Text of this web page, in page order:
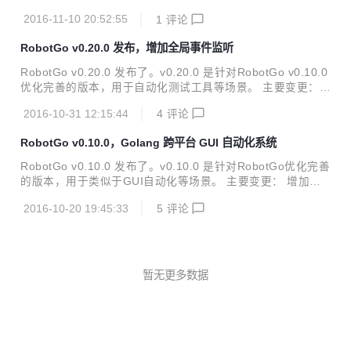
增加窗口句柄 例子: abool := robotgo.ShowAlert("test", "ro
le:=robotgo.GetTitle() Println("title@@@", "title") 增加弹
出窗口 更新Event 更新测试 更新文档 更...
2016-11-10 20:52:55 1 评论
RobotGo v0.20.0 发布，增加全局事件监听
RobotGo v0.20.0 发布了。v0.20.0 是针对RobotGo v0.10.0
优化完善的版本，用于自动化测试工具等场景。 主要变更：
f mleft == 0 { Println("you press...", "mouse left button")
参数 更新GetPixelColor方法 更新测试 更新文档 完善bitmap
修复BUG 修复CaptureScreen参数问题 修复MouseToggle
无...
2016-10-31 12:15:44 4 评论
RobotGo v0.10.0，Golang 跨平台 GUI 自动化系统
RobotGo v0.10.0 发布了。v0.10.0 是针对RobotGo优化完善
的版本，用于类似于GUI自动化等场景。 主要变更： 增加主
更新测试 优化内存释放 更新文档 更新C方法命名 修复BUG
2016-10-20 19:45:33 5 评论
暂无更多数据